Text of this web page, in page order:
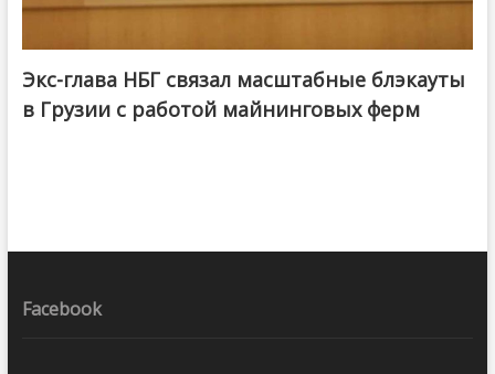
Экс-глава НБГ связал масштабные блэкауты
в Грузии с работой майнинговых ферм
Facebook